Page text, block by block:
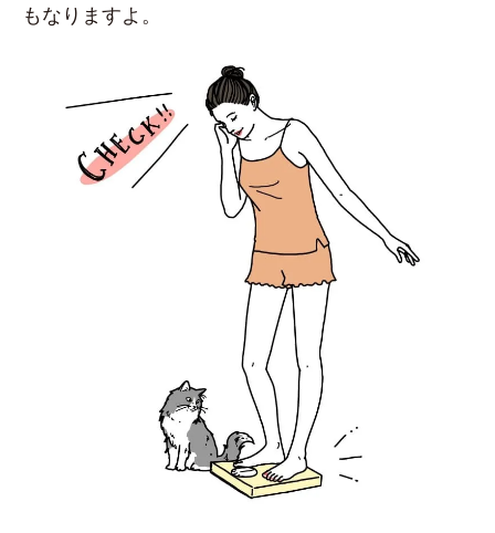
もなりますよ。